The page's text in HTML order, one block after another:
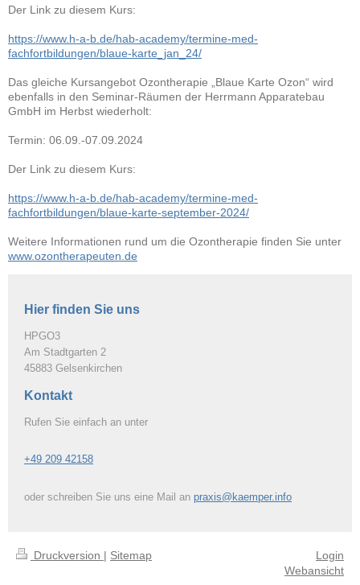
Der Link zu diesem Kurs:
https://www.h-a-b.de/hab-academy/termine-med-
fachfortbildungen/blaue-karte_jan_24/
Das gleiche Kursangebot Ozontherapie „Blaue Karte Ozon“ wird
ebenfalls in den Seminar-Räumen der Herrmann Apparatebau
GmbH im Herbst wiederholt:
Termin: 06.09.-07.09.2024
Der Link zu diesem Kurs:
https://www.h-a-b.de/hab-academy/termine-med-
fachfortbildungen/blaue-karte-september-2024/
Weitere Informationen rund um die Ozontherapie finden Sie unter
www.ozontherapeuten.de
Hier finden Sie uns
HPGO3
Am Stadtgarten 2
45883 Gelsenkirchen
Kontakt
Rufen Sie einfach an unter
+49 209 42158
oder schreiben Sie uns eine Mail an praxis@kaemper.info
Druckversion | Sitemap
Login
Webansicht